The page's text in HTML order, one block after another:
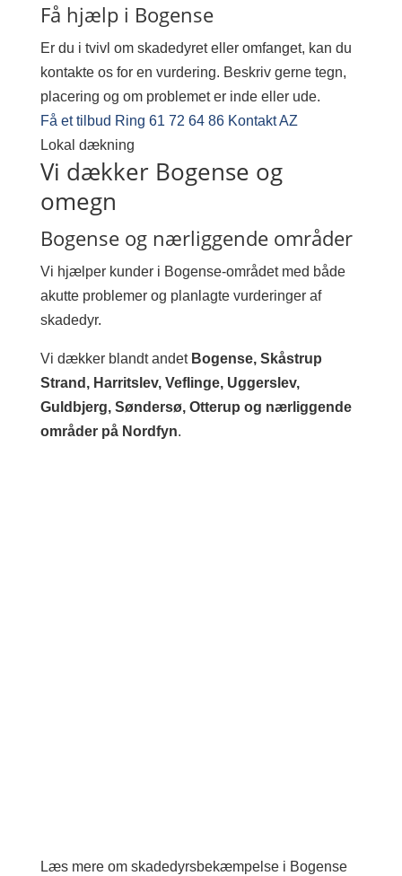
Få hjælp i Bogense
Er du i tvivl om skadedyret eller omfanget, kan du
kontakte os for en vurdering. Beskriv gerne tegn,
placering og om problemet er inde eller ude.
Få et tilbud Ring 61 72 64 86 Kontakt AZ
Lokal dækning
Vi dækker Bogense og
omegn
Bogense og nærliggende områder
Vi hjælper kunder i Bogense-området med både
akutte problemer og planlagte vurderinger af
skadedyr.
Vi dækker blandt andet Bogense, Skåstrup
Strand, Harritslev, Veflinge, Uggerslev,
Guldbjerg, Søndersø, Otterup og nærliggende
områder på Nordfyn.
Læs mere om skadedyrsbekæmpelse i Bogense